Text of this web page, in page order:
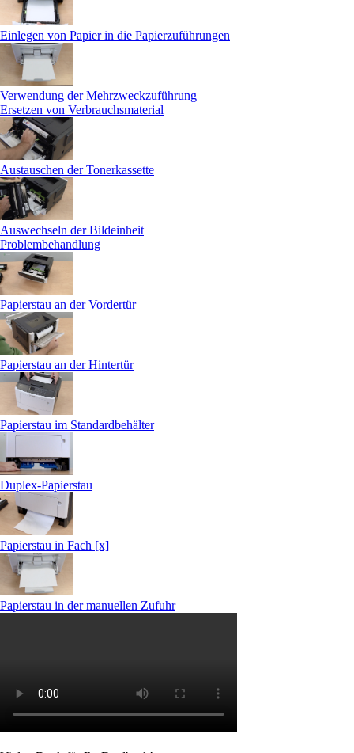
Einlegen von Papier in die Papierzuführungen
Verwendung der Mehrzweckzuführung
Ersetzen von Verbrauchsmaterial
Austauschen der Tonerkassette
Auswechseln der Bildeinheit
Problembehandlung
Papierstau an der Vordertür
Papierstau an der Hintertür
Papierstau im Standardbehälter
Duplex-Papierstau
Papierstau in Fach [x]
Papierstau in der manuellen Zufuhr